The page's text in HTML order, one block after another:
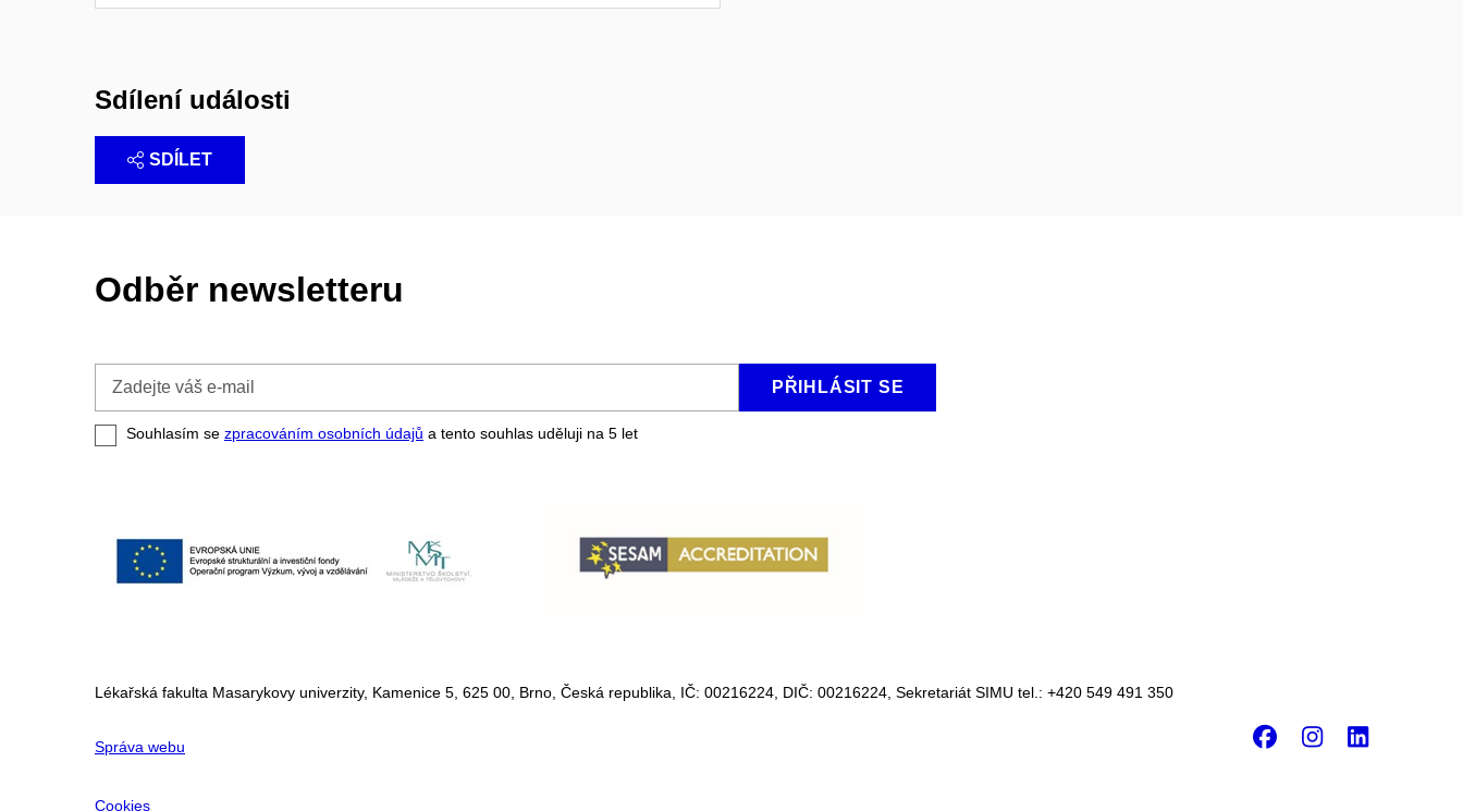
Sdílení události
SDÍLET
Odběr newsletteru
e-
mail
PŘIHLÁSIT SE
Souhlasím se zpracováním osobních údajů a tento souhlas uděluji na 5 let
Lékařská fakulta Masarykovy univerzity, Kamenice 5, 625 00, Brno, Česká republika, IČ: 00216224, DIČ: 00216224, Sekretariát SIMU tel.: +420 549 491 350
Správa webu
Cookies
Facebook